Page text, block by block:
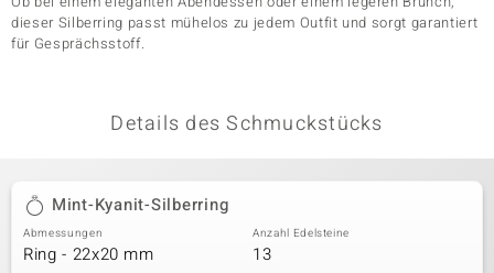
dieser Silberring passt mühelos zu jedem Outfit und sorgt garantiert
für Gesprächsstoff.
Details des Schmuckstücks
Mint-Kyanit-Silberring
Abmessungen
Ring - 22x20 mm
Anzahl Edelsteine
13